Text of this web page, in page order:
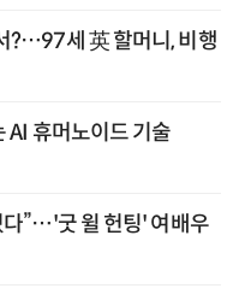
?…97세 英 할머니, 비행
AI 휴머노이드 기술
다”…'굿 윌 헌팅' 여배우